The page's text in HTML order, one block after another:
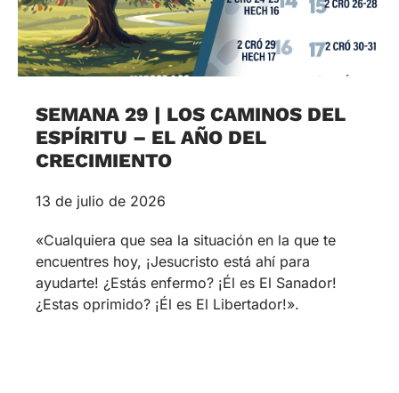
SEMANA 29 | LOS CAMINOS DEL
ESPÍRITU – EL AÑO DEL
CRECIMIENTO
13 de julio de 2026
«Cualquiera que sea la situación en la que te
encuentres hoy, ¡Jesucristo está ahí para
ayudarte! ¿Estás enfermo? ¡Él es El Sanador!
¿Estas oprimido? ¡Él es El Libertador!».